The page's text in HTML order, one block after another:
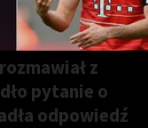
z
pytanie o
odpowiedź